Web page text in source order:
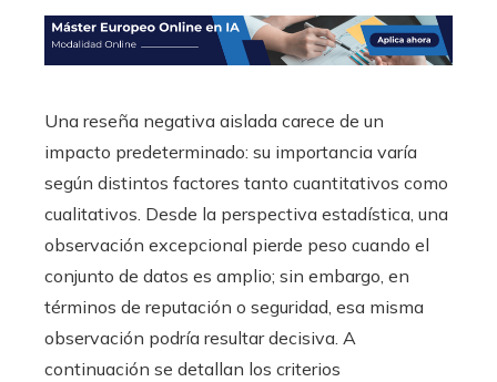
Una reseña negativa aislada carece de un
impacto predeterminado: su importancia varía
según distintos factores tanto cuantitativos como
cualitativos. Desde la perspectiva estadística, una
observación excepcional pierde peso cuando el
conjunto de datos es amplio; sin embargo, en
términos de reputación o seguridad, esa misma
observación podría resultar decisiva. A
continuación se detallan los criterios